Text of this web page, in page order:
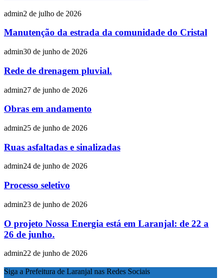
admin2 de julho de 2026
Manutenção da estrada da comunidade do Cristal
admin30 de junho de 2026
Rede de drenagem pluvial.
admin27 de junho de 2026
Obras em andamento
admin25 de junho de 2026
Ruas asfaltadas e sinalizadas
admin24 de junho de 2026
Processo seletivo
admin23 de junho de 2026
O projeto Nossa Energia está em Laranjal: de 22 a
26 de junho.
admin22 de junho de 2026
Siga a Prefeitura de Laranjal nas Redes Sociais